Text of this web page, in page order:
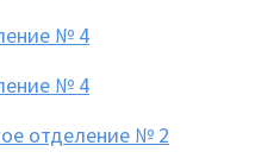
№ 4
№ 4
отделение № 2